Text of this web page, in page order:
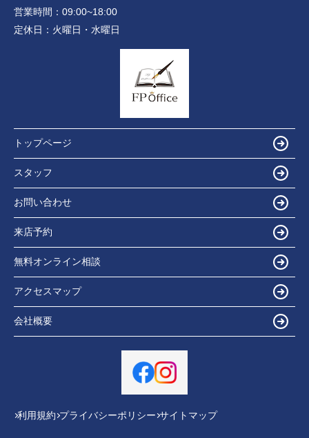
営業時間： 09:00~18:00
定休日： 火曜日・水曜日
トップページ
スタッフ
お問い合わせ
来店予約
無料オンライン相談
アクセスマップ
会社概要
利用規約 プライバシーポリシー サイトマップ